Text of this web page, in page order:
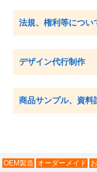
法規、権利等につい
デザイン代行制作
商品サンプル、資料
OEM製造 オーダーメイド